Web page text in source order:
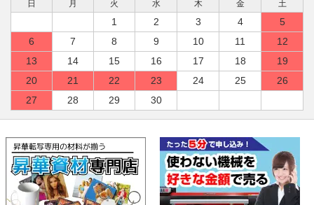
日 月 火 水 木 金 土
1 2 3 4
5
6
7 8 9 10 11
12
13
14 15 16 17 18
19
20
21 22 23 24 25
26
27
28 29 30